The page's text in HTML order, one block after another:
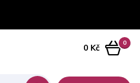
0
0 Kč